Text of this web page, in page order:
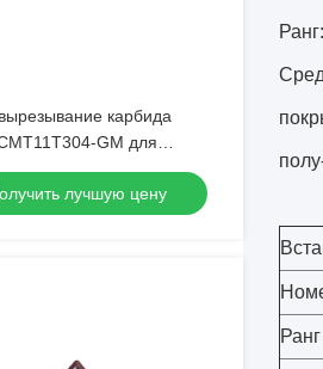
карбида
GM для
механической обработке
лучшую цену
Ранг